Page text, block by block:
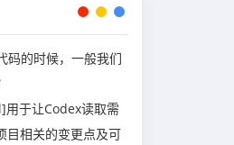
的时候，一般我们
于让Codex读取需
目相关的变更点及可